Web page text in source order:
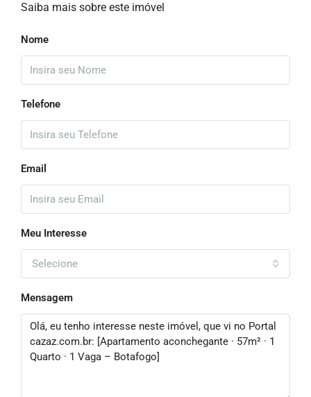
Saiba mais sobre este imóvel
Nome
Telefone
Email
Meu Interesse
Selecione
Mensagem